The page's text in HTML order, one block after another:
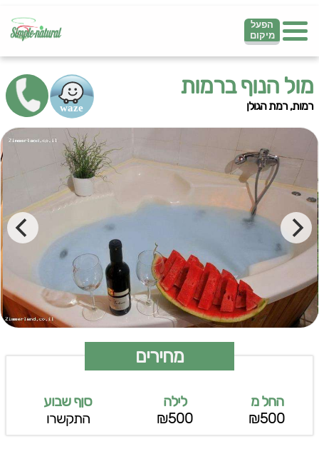
הפעל
מיקום
מול הנוף ברמות
רמות, רמת הגולן
מחירים
החל מ
₪500
לילה
₪500
סןף שבוע
התקשרו